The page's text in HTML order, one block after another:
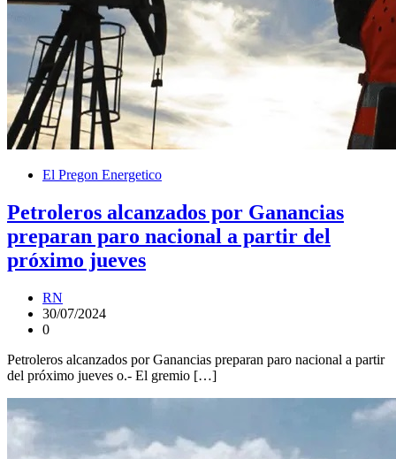
El Pregon Energetico
Petroleros alcanzados por Ganancias
preparan paro nacional a partir del
próximo jueves
RN
30/07/2024
0
Petroleros alcanzados por Ganancias preparan paro nacional a partir
del próximo jueves o.- El gremio […]